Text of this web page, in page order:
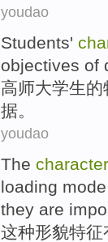
youdao
Students'
objectives of
高师大学生的
据。
youdao
The
loading mode
they are
这种形貌特征